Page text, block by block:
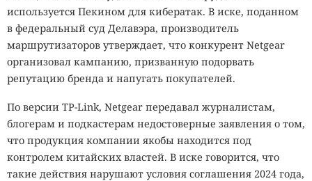
используется Пекином для кибератак. В иске, поданном
в федеральный суд Делавэра, производитель
маршрутизаторов утверждает, что конкурент Netgear
организовал кампанию, призванную подорвать
репутацию бренда и напугать покупателей.
По версии TP-Link, Netgear передавал журналистам,
блогерам и подкастерам недостоверные заявления о том,
что продукция компании якобы находится под
контролем китайских властей. В иске говорится, что
такие действия нарушают условия соглашения 2024 года,